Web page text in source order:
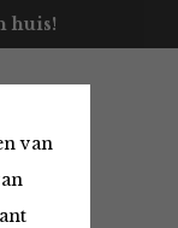
van
huis!